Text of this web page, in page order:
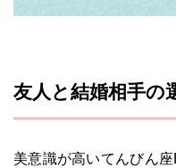
友人と結婚相手の
美意識が高いてんびん